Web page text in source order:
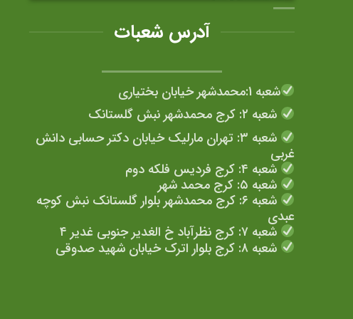
آدرس شعبات
شعبه 1:محمدشهر خیابان بختیاری
شعبه ۲: کرج محمدشهر نبش گلستانک
شعبه ۳: تهران مارلیک خیابان دکتر حسابی دانش
غربی
شعبه ۴: کرج فردیس فلکه دوم
شعبه ۵: کرج محمد شهر
شعبه ۶: کرج محمدشهر بلوار گلستانک نبش کوچه
عبدی
شعبه ۷: کرج نظرآباد خ الغدیر جنوبی غدیر ۴
شعبه ۸: کرج بلوار اترک خیابان شهید صدوقی